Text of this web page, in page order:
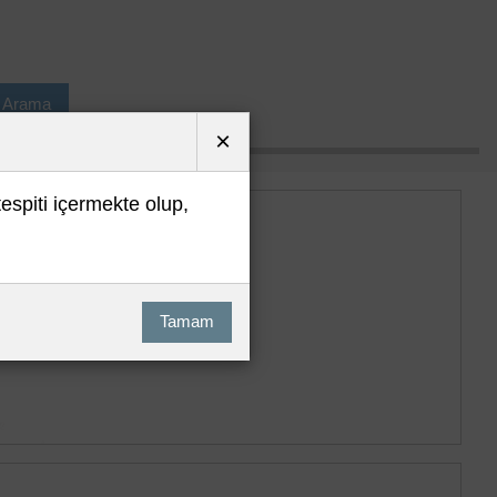
Arama
×
içermekte olup,
Tamam